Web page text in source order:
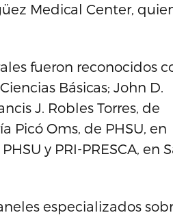
Medical Center,
fueron reconocidos
Básicas; John D.
J. Robles Torres, de
Picó Oms, de PHSU, en
y PRI-PRESCA, en
especializados